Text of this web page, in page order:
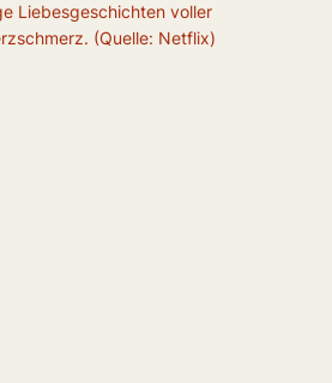
Liebesgeschichten voller
(Quelle: Netflix)